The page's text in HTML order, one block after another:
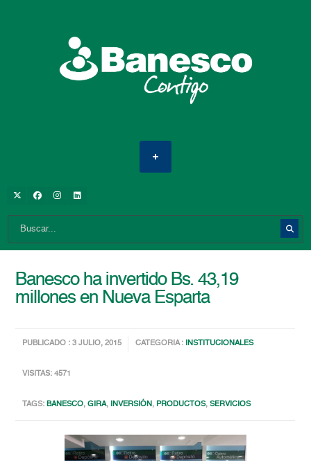
Banesco ha invertido Bs. 43,19
millones en Nueva Esparta
PUBLICADO : 3 JULIO, 2015 CATEGORIA : INSTITUCIONALES
VISITAS: 4571
TAGS:BANESCO,GIRA, INVERSIÓN, PRODUCTOS,SERVICIOS